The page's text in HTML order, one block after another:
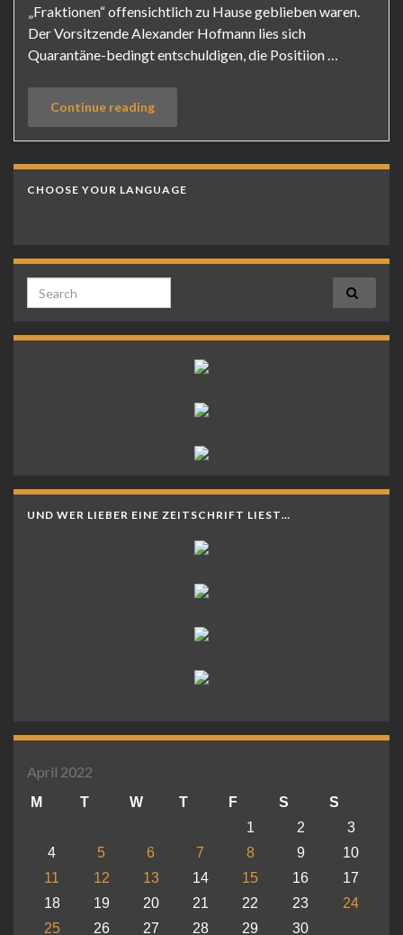
„Fraktionen“ offensichtlich zu Hause geblieben waren.
Der Vorsitzende Alexander Hofmann lies sich
Quarantäne-bedingt entschuldigen, die Positiion …
Continue reading
CHOOSE YOUR LANGUAGE
Search for:
UND WER LIEBER EINE ZEITSCHRIFT LIEST…
April 2022
M T W T F S
S
1
2
3
4
5 6 7 8 9
10
11
12 13 14 15 16
17
18
19 20 21 22 23
24
25
26 27 28 29 30